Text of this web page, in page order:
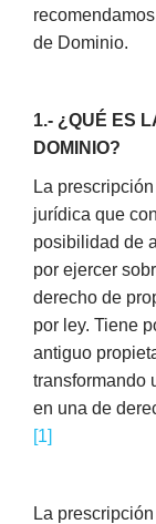
de Dominio.
1.- ¿QUÉ ES
DOMINIO?
La
jurídica que
posibilidad de
por ejercer
derecho de
por ley. Tiene
antiguo
transformando
en una de
[1]
La